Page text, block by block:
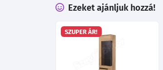
Ezeket ajánljuk hozzá!
SZUPER ÁR!